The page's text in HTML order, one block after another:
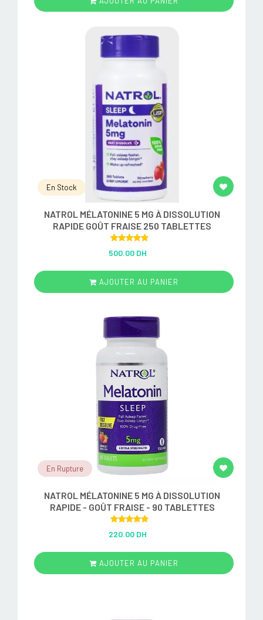
En Stock
NATROL MÉLATONINE 5 MG À DISSOLUTION
RAPIDE GOÛT FRAISE 250 TABLETTES
out of 5
500.00 DH
AJOUTER AU PANIER
En Rupture
NATROL MÉLATONINE 5 MG À DISSOLUTION
RAPIDE - GOÛT FRAISE - 90 TABLETTES
out of 5
220.00 DH
AJOUTER AU PANIER